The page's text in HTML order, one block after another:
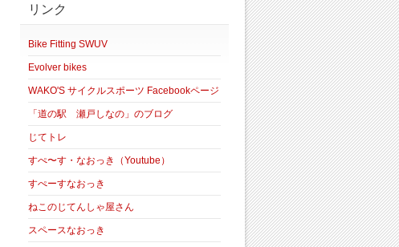
リンク
Bike Fitting SWUV
Evolver bikes
WAKO'S サイクルスポーツ Facebookページ
「道の駅 瀬戸しなの」のブログ
じてトレ
すぺ〜す・なおっき（Youtube）
すぺーすなおっき
ねこのじてんしゃ屋さん
スペースなおっき